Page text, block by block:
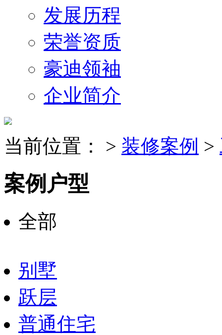
发展历程
荣誉资质
豪迪领袖
企业简介
当前位置： > 装修案例 >
案例户型
全部
别墅
跃层
普通住宅